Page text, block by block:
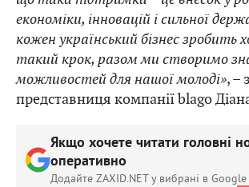
економіки, інновацій і сильної
кожен український бізнес зробить
такий крок, разом ми створимо
можливостей для нашої молоді», –
представниця компанії blago
Якщо хочете читати головні
оперативно
Додайте ZAXID.NET у вибрані в Google